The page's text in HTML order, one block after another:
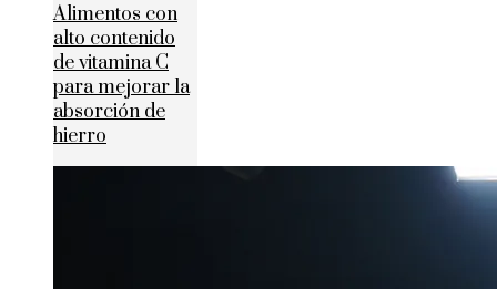
Alimentos con
alto contenido
de vitamina C
para mejorar la
absorción de
hierro